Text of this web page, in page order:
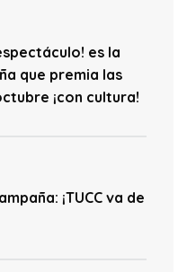
es la
que premia las
¡con cultura!
¡TUCC va de